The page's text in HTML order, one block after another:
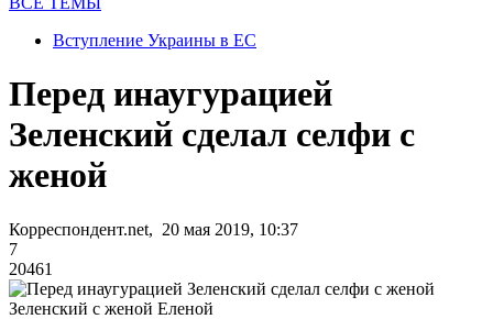
Вступление Украины в ЕС
Перед инаугурацией
Зеленский сделал селфи с
женой
Корреспондент.net, 20 мая 2019, 10:37
7
20461
Зеленский с женой Еленой